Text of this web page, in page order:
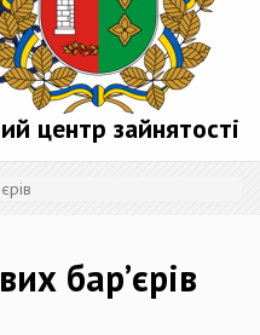
центр зайнятості
барʼєрів